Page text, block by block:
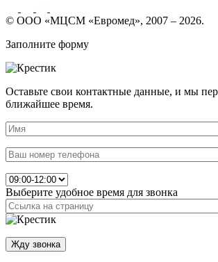
© ООО «МЦСМ «Евромед», 2007 – 2026.
Заполните форму
Оставьте свои контактные данные, и мы
ближайшее время.
Выберите удобное время для звонка